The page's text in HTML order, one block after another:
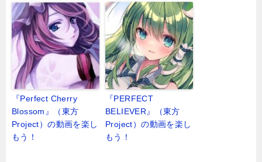
『Perfect Cherry
Blossom』（東方
Project）の動画を楽し
もう！
『PERFECT
BELIEVER』（東方
Project）の動画を楽し
もう！